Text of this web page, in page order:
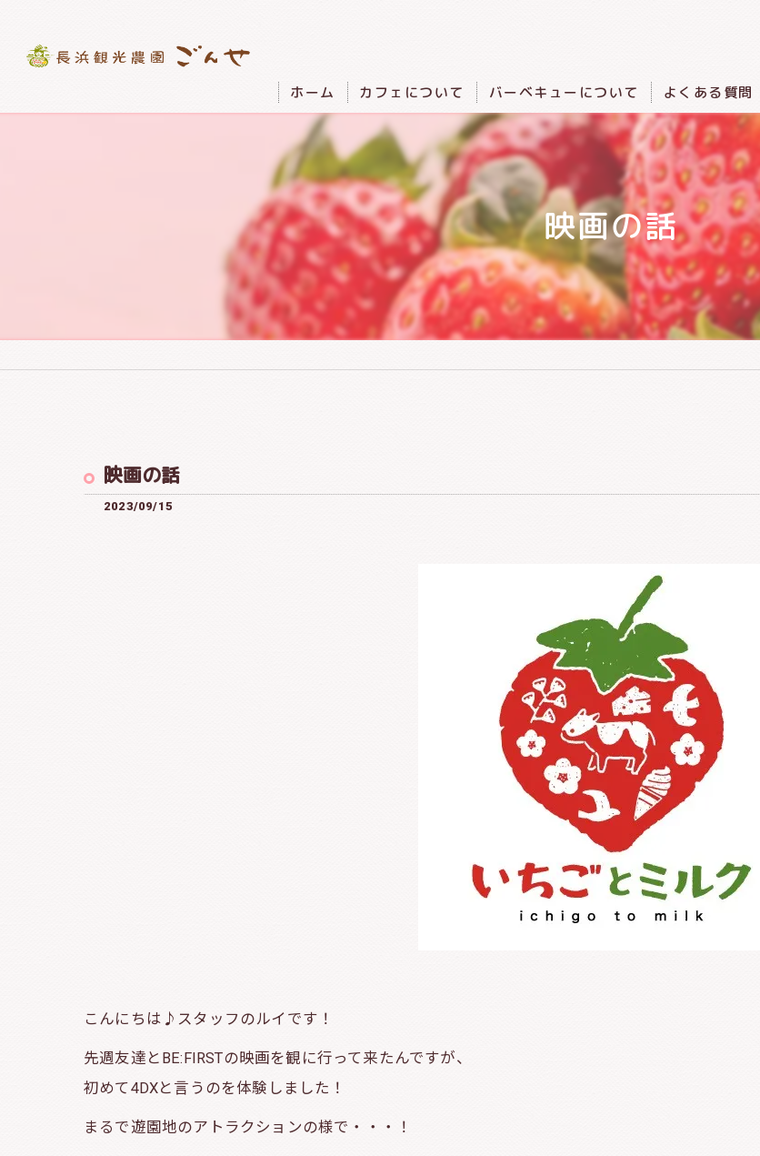
ホーム カフェについて バーベキューについて よくある質問
映画の話
映画の話
2023/09/15
こんにちは♪スタッフのルイです！
先週友達とBE:FIRSTの映画を観に行って来たんですが、
初めて4DXと言うのを体験しました！
まるで遊園地のアトラクションの様で・・・！